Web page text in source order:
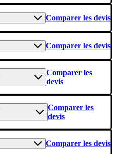
Comparer les devis
Comparer les devis
Comparer les
devis
Comparer les
devis
Comparer les devis